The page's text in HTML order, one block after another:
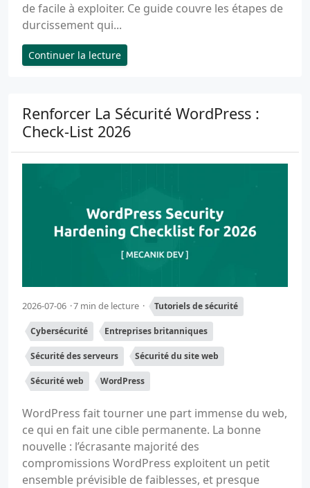
de facile à exploiter. Ce guide couvre les étapes de
durcissement qui...
Continuer la lecture
Renforcer La Sécurité WordPress :
Check-List 2026
2026-07-06 7 min de lecture Tutoriels de sécurité
Cybersécurité Entreprises britanniques
Sécurité des serveurs Sécurité du site web
Sécurité web WordPress
WordPress fait tourner une part immense du web,
ce qui en fait une cible permanente. La bonne
nouvelle : l’écrasante majorité des
compromissions WordPress exploitent un petit
ensemble prévisible de faiblesses, et presque